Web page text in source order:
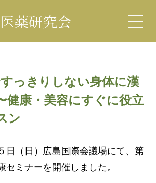
薬研究会
中医薬研究会
すっきりしない身体に漢
健康・美容にすぐに役立
ン
日（日）広島国際会議場にて、第
セミナーを開催しました。